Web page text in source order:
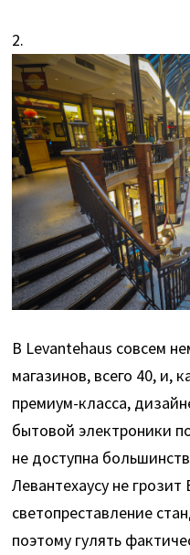
2.
В Levantehaus совсем
магазинов, всего 40, и,
премиум-класса,
бытовой электроники
не доступна
Левантехаусу не
светопреставление
поэтому гулять